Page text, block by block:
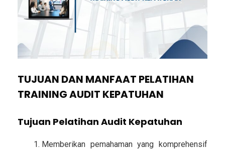
TUJUAN DAN MANFAAT PELATIHAN
TRAINING AUDIT KEPATUHAN
Tujuan Pelatihan Audit Kepatuhan
Memberikan pemahaman yang komprehensif